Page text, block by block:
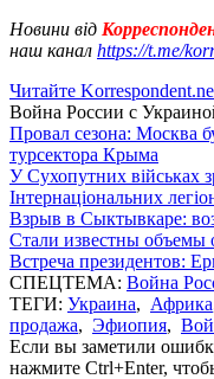
Новини від
наш канал https://t.me/
Читайте
Война России с
Провал сезона: Москва
турсектора Крыма
У Сухопутних військах
Інтернаціональних
Взрыв в Сыктывкаре:
Стали известны объемы
Встреча президентов:
СПЕЦТЕМА: Война
ТЕГИ: Украина, Африка
продажа, Эфиопия,
Если вы заметили
нажмите Ctrl+Enter,